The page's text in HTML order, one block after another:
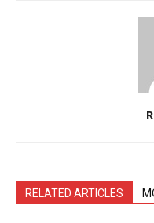
RELATED ARTICLES